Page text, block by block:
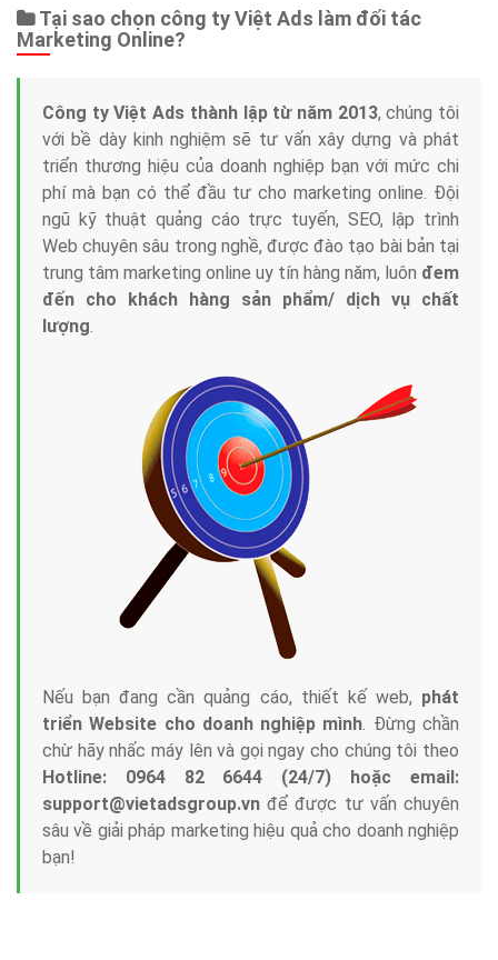
Tại sao chọn công ty Việt Ads làm đối tác
Marketing Online?
Công ty Việt Ads thành lập từ năm 2013, chúng tôi
với bề dày kinh nghiệm sẽ tư vấn xây dựng và phát
triển thương hiệu của doanh nghiệp bạn với mức chi
phí mà bạn có thể đầu tư cho marketing online. Đội
ngũ kỹ thuật quảng cáo trực tuyến, SEO, lập trình
Web chuyên sâu trong nghề, được đào tạo bài bản tại
trung tâm marketing online uy tín hàng năm, luôn đem
đến cho khách hàng sản phẩm/ dịch vụ chất
lượng.
Nếu bạn đang cần quảng cáo, thiết kế web, phát
triển Website cho doanh nghiệp mình. Đừng chần
chừ hãy nhấc máy lên và gọi ngay cho chúng tôi theo
Hotline: 0964 82 6644 (24/7) hoặc email:
support@vietadsgroup.vn để được tư vấn chuyên
sâu về giải pháp marketing hiệu quả cho doanh nghiệp
bạn!